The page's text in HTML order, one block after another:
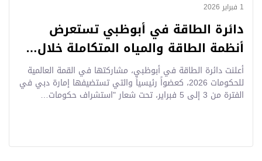
1 فبراير 2026
دائرة الطاقة في أبوظبي تستعرض
أنظمة الطاقة والمياه المتكاملة خلال…
أعلنت دائرة الطاقة في أبوظبي، مشاركتها في القمة العالمية
للحكومات 2026، كعضواً رئيسياً والتي تستضيفها إمارة دبي في
الفترة من 3 إلى 5 فبراير، تحت شعار "استشراف حكومات…